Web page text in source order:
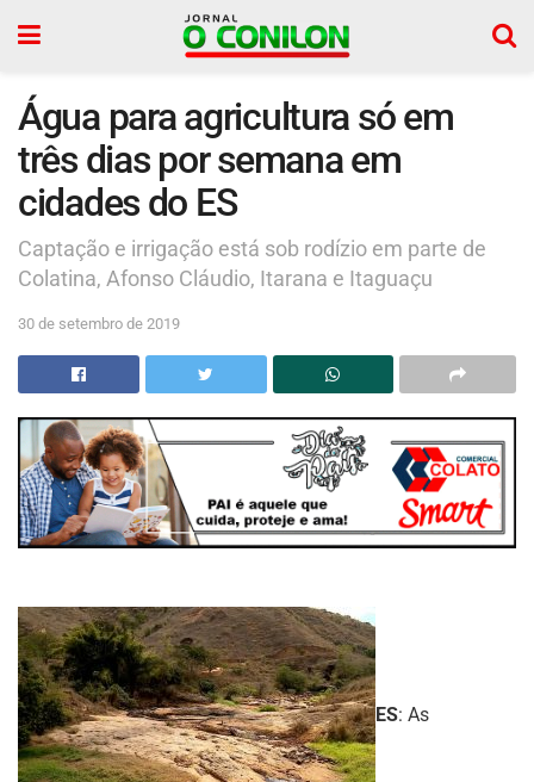
Água para agricultura só em
três dias por semana em
cidades do ES
Captação e irrigação está sob rodízio em parte de
Colatina, Afonso Cláudio, Itarana e Itaguaçu
30 de setembro de 2019
ES: As